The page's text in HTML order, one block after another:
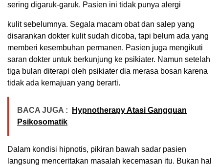
sering digaruk-garuk. Pasien ini tidak punya alergi
kulit sebelumnya. Segala macam obat dan salep yang
disarankan dokter kulit sudah dicoba, tapi belum ada yang
memberi kesembuhan permanen. Pasien juga mengikuti
saran dokter untuk berkunjung ke psikiater. Namun setelah
tiga bulan diterapi oleh psikiater dia merasa bosan karena
tidak ada kemajuan yang berarti.
BACA JUGA :
Hypnotherapy Atasi Gangguan
Psikosomatik
Dalam kondisi hipnotis, pikiran bawah sadar pasien
langsung menceritakan masalah kecemasan itu. Bukan hal